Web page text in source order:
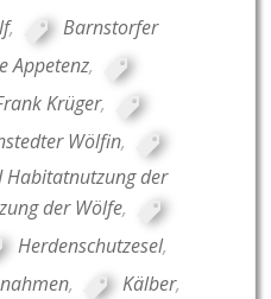
,
Barnstorfer
Appetenz,
Krüger,
Wölfin,
Habitatnutzung der
der Wölfe,
Herdenschutzesel,
, Kälber,